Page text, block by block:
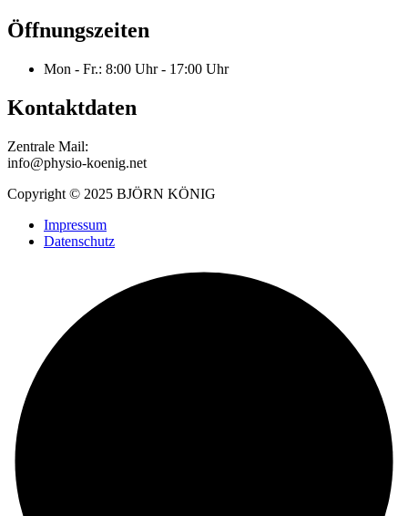
Öffnungszeiten
Mon - Fr.: 8:00 Uhr - 17:00 Uhr
Kontaktdaten
Zentrale Mail:
info@physio-koenig.net
Copyright © 2025 BJÖRN KÖNIG
Impressum
Datenschutz